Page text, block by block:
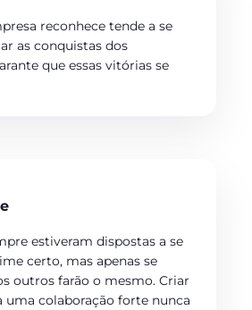
reconhece tende a se
as conquistas dos
que essas vitórias se
estiveram dispostas a se
certo, mas apenas se
outros farão o mesmo. Criar
uma colaboração forte nunca